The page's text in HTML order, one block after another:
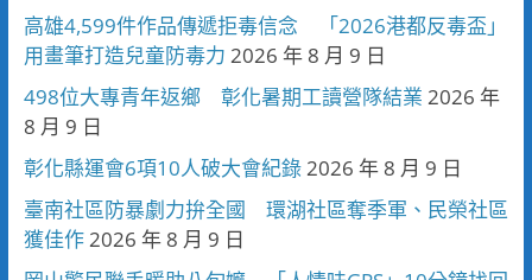
高雄4,599件作品傳遞拒毒信念 「2026港都反毒盃」
用畫筆打造兒童防毒力 2026 年 8 月 9 日
498位大專青年返鄉 彰化暑期工讀營隊結業 2026 年
8 月 9 日
彰化縣運會6項10人破大會紀錄2026 年 8 月 9 日
臺南社區防暴劇力拚全國 環湖社區奪季軍、民榮社區
獲佳作2026 年 8 月 9 日